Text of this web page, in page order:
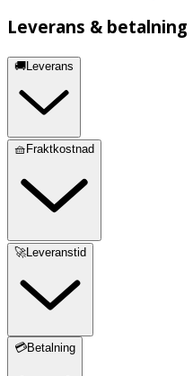
Leverans & betalning
🚚Leverans
🧺Fraktkostnad
🚀Leveranstid
💳Betalning